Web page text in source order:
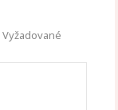
Vyžadované